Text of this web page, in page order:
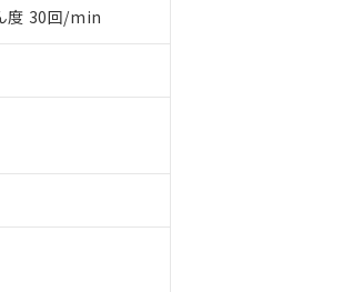
度 30回/min
ストについて、当社および当社の共同利用者
談に必要な範囲で利用することをご了承くだ
て"
の「1.共同利用者の範囲」に記載されて
って非含有を証明するものではありません。
対応完了までの期間は出荷製品に未対応品が
ない機種